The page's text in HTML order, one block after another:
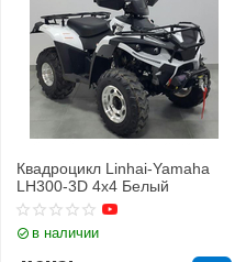
Квадроцикл Linhai-Yamaha
LH300-3D 4х4 Белый
в наличии